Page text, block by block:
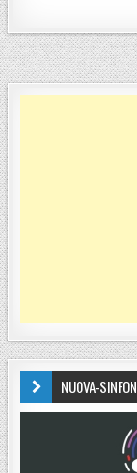
NUOVA-